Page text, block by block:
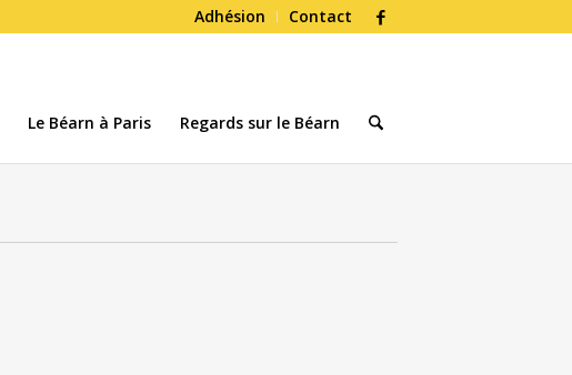
Adhésion Contact
Le Béarn à Paris Regards sur le Béarn